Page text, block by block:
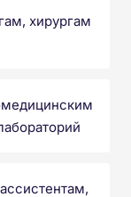
хирургам